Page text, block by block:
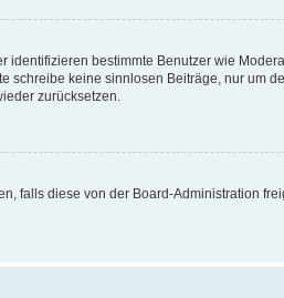
bestimmte Benutzer wie
schreibe keine sinnlosen Beiträge, nur um
zurücksetzen.
falls diese von der Board-Administration